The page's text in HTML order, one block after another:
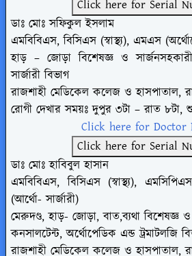
Click here for Serial
ডাঃ মোঃ সফিকুল ইসলাম
এমবিবিএস, বিসিএস (স্বাস্থ্য), এমএস
হাড় – জোড়া বিশেষজ্ঞ ও
সার্জারী বিভাগ
রাজশাহী মেডিকেল কলেজ ও হাসপাতাল,
রোগী দেখার সময়ঃ দুপুর ৩টা – রাত ৮টা,
Click here for Doctor
Click here for Serial
ডাঃ মোঃ হাবিবুল হাসান
এমবিবিএস, বিসিএস (স্বাস্থ্য),
(আর্থো- সার্জারী)
মেরুদণ্ড, হাড়- জোড়া, বাত,ব্যথা বিশেষজ্ঞ
কনসালটেন্ট, অর্থোপেডিক এন্ড ট্রমাটলজি
রাজশাহী মেডিকেল কলেজ ও হাসপাতাল,